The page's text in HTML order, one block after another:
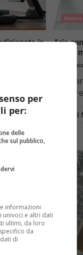
in
ma
Notizie
Aria
lavora
per
per:
delle
sul pubblico,
informazioni
e altri dati
ultimi, da loro
da
di